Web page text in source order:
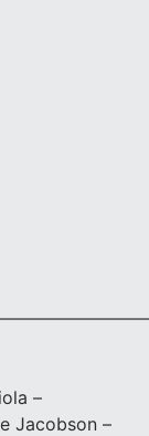
–
Jacobson –